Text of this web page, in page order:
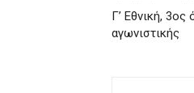
Γ’ Εθνική, 3ος
αγωνιστικής